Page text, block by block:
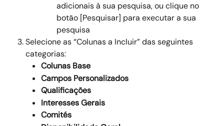
adicionais à sua pesquisa, ou clique no
botão [Pesquisar] para executar a sua
pesquisa
Selecione as “Colunas a Incluir” das seguintes
categorias:
Colunas Base
Campos Personalizados
Qualificações
Interesses Gerais
Comités